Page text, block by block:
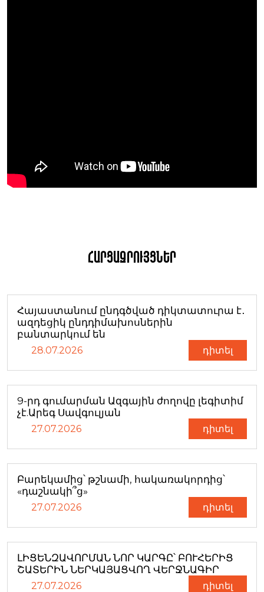
Հարցազրույցներ
Հայաստանում ընդգծված դիկտատուրա է․
ազդեցիկ ընդդիմախոսներին
բանտարկում են
28.07.2026 դիտել
9-րդ գումարման Ազգային ժողովը լեգիտիմ
չէ.Արեգ Սավգուլյան
27.07.2026 դիտել
Բարեկամից՝ թշնամի, հակառակորդից՝
«դաշնակի՞ց»
27.07.2026 դիտել
ԼԻՑԵՆԶԱՎՈՐՄԱՆ ՆՈՐ ԿԱՐԳԸ՝ ԲՈՒՀԵՐԻՑ
ՇԱՏԵՐԻՆ ՆԵՐԿԱՅԱՑՎՈՂ ՎԵՐՋՆԱԳԻՐ
27.07.2026 դիտել